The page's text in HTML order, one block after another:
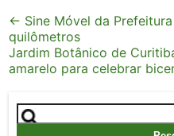
Post
navigation
← Sine Móvel da
quilômetros
Jardim Botânico de
amarelo para celebrar
Pesquisar
por: